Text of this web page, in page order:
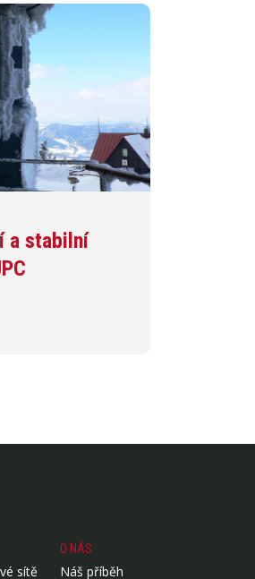
a stabilní
sítě
O NÁS
Náš příběh